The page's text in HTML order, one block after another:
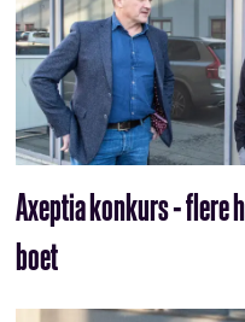
Axeptia konkurs - flere
boet